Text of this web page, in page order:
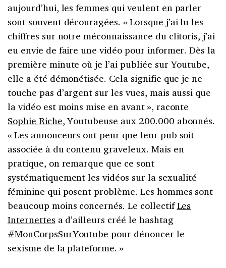
aujourd’hui, les femmes qui veulent en parler
sont souvent découragées. « Lorsque j’ai lu les
chiffres sur notre méconnaissance du clitoris, j’ai
eu envie de faire une vidéo pour informer. Dès la
première minute où je l’ai publiée sur Youtube,
elle a été démonétisée. Cela signifie que je ne
touche pas d’argent sur les vues, mais aussi que
la vidéo est moins mise en avant », raconte
Sophie Riche, Youtubeuse aux 200.000 abonnés.
« Les annonceurs ont peur que leur pub soit
associée à du contenu graveleux. Mais en
pratique, on remarque que ce sont
systématiquement les vidéos sur la sexualité
féminine qui posent problème. Les hommes sont
beaucoup moins concernés. Le collectifLes
Internettes a d’ailleurs créé le hashtag
#MonCorpsSurYoutube pour dénoncer le
sexisme de la plateforme. »